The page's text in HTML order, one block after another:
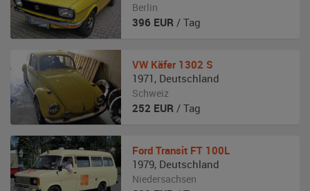
Berlin
396 EUR / Tag
VW Käfer 1302 S
1971 , Deutschland
Schweiz
252 EUR / Tag
Ford Transit FT 100L
1979, Deutschland
Niedersachsen